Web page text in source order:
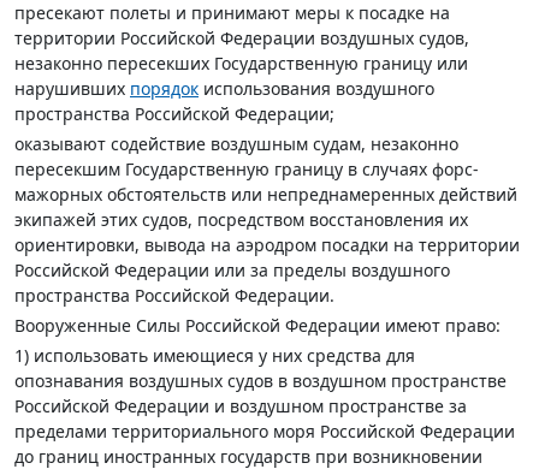
пресекают полеты и принимают меры к посадке на
территории Российской Федерации воздушных судов,
незаконно пересекших Государственную границу или
нарушивших порядок использования воздушного
пространства Российской Федерации;
оказывают содействие воздушным судам, незаконно
пересекшим Государственную границу в случаях форс-
мажорных обстоятельств или непреднамеренных действий
экипажей этих судов, посредством восстановления их
ориентировки, вывода на аэродром посадки на территории
Российской Федерации или за пределы воздушного
пространства Российской Федерации.
Вооруженные Силы Российской Федерации имеют право:
1) использовать имеющиеся у них средства для
опознавания воздушных судов в воздушном пространстве
Российской Федерации и воздушном пространстве за
пределами территориального моря Российской Федерации
до границ иностранных государств при возникновении